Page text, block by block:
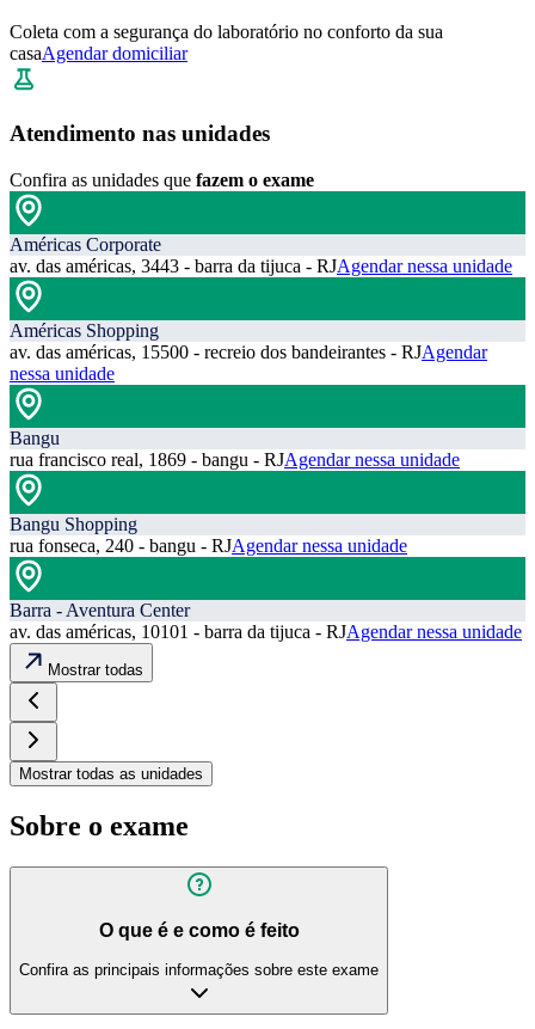
Coleta com a segurança do laboratório no conforto da sua
casaAgendar domiciliar
Atendimento nas unidades
Confira as unidades que fazem o exame
Américas Corporate
av. das américas, 3443 - barra da tijuca - RJAgendar nessa unidade
Américas Shopping
av. das américas, 15500 - recreio dos bandeirantes - RJAgendar
nessa unidade
Bangu
rua francisco real, 1869 - bangu - RJAgendar nessa unidade
Bangu Shopping
rua fonseca, 240 - bangu - RJAgendar nessa unidade
Barra - Aventura Center
av. das américas, 10101 - barra da tijuca - RJAgendar nessa unidade
Mostrar todas
Mostrar todas as unidades
Sobre o exame
O que é e como é feito
Confira as principais informações sobre este exame